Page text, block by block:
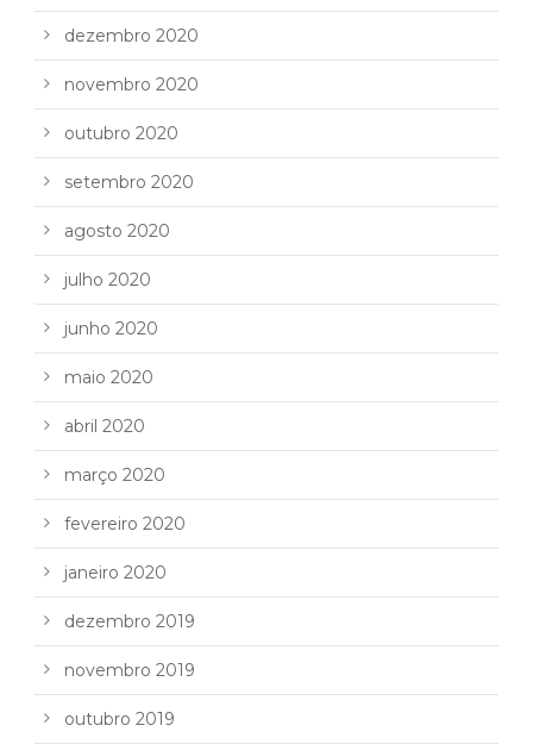
dezembro 2020
novembro 2020
outubro 2020
setembro 2020
agosto 2020
julho 2020
junho 2020
maio 2020
abril 2020
março 2020
fevereiro 2020
janeiro 2020
dezembro 2019
novembro 2019
outubro 2019